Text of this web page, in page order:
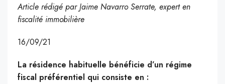
Article rédigé par Jaime Navarro Serrate, expert en
fiscalité immobilière
16/09/21
La résidence habituelle bénéficie d’un régime
fiscal préférentiel qui consiste en :